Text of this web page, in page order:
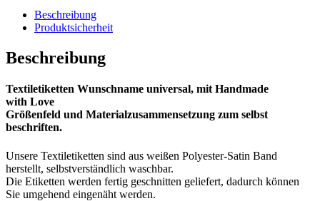
Beschreibung
Produktsicherheit
Beschreibung
Textiletiketten Wunschname universal, mit Handmade
with Love
Größenfeld und Materialzusammensetzung zum selbst
beschriften.
Unsere Textiletiketten sind aus weißen Polyester-Satin Band
herstellt, selbstverständlich waschbar.
Die Etiketten werden fertig geschnitten geliefert, dadurch können
Sie umgehend eingenäht werden.